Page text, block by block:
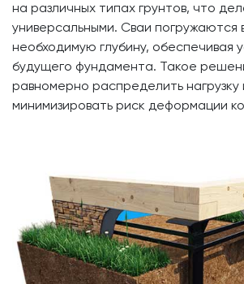
на различных типах грунтов, что
универсальными. Сваи погружаются
необходимую глубину, обеспечивая
будущего фундамента. Такое
равномерно распределить нагрузку
минимизировать риск деформации